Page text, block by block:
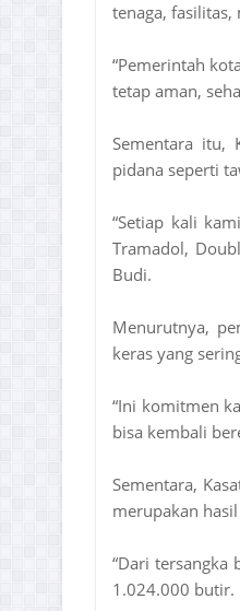
tenaga,
“Pemerintah
tetap aman,
Sementara itu,
pidana seperti
“Setiap kali
Tramadol,
Budi.
Menurutnya,
keras yang
“Ini komitmen
bisa kembali
Sementara,
merupakan
“Dari tersangka
1.024.000 butir.